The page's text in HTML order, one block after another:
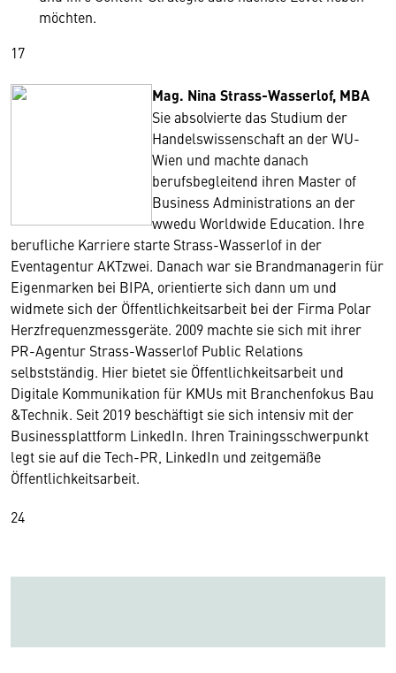
möchten.
17
Mag. Nina Strass-Wasserlof, MBA
Sie absolvierte das Studium der
Handelswissenschaft an der WU-
Wien und machte danach
berufsbegleitend ihren Master of
Business Administrations an der
wwedu Worldwide Education. Ihre
berufliche Karriere starte Strass-Wasserlof in der
Eventagentur AKTzwei. Danach war sie Brandmanagerin für
Eigenmarken bei BIPA, orientierte sich dann um und
widmete sich der Öffentlichkeitsarbeit bei der Firma Polar
Herzfrequenzmessgeräte. 2009 machte sie sich mit ihrer
PR-Agentur Strass-Wasserlof Public Relations
selbstständig. Hier bietet sie Öffentlichkeitsarbeit und
Digitale Kommunikation für KMUs mit Branchenfokus Bau
&Technik. Seit 2019 beschäftigt sie sich intensiv mit der
Businessplattform LinkedIn. Ihren Trainingsschwerpunkt
legt sie auf die Tech-PR, LinkedIn und zeitgemäße
Öffentlichkeitsarbeit.
24